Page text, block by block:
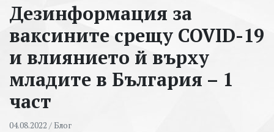
Дезинформация за
ваксините срещу COVID-19
и влиянието й върху
младите в България – 1
част
04.08.2022 / Блог